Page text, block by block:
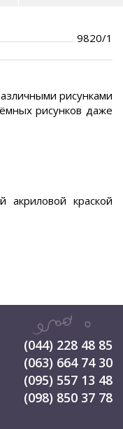
9820/1
рисунками
рисунков даже
акриловой краской
(044) 228 48 85
(063) 664 74 30
(095) 557 13 48
(098) 850 37 78